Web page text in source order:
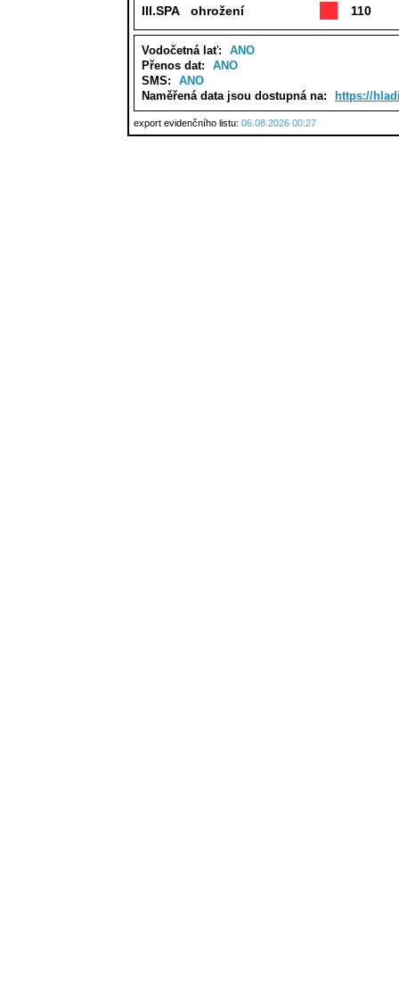
III.SPA
ohrožení 110
Vodočetná lať:
ANO
Přenos dat:
ANO
SMS:
ANO
Naměřená data jsou dostupná na:
https://
export evidenčního listu: 06.08.2026 00:27